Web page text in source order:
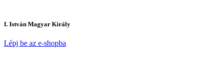
I. István Magyar Király
Lépj be az e-shopba